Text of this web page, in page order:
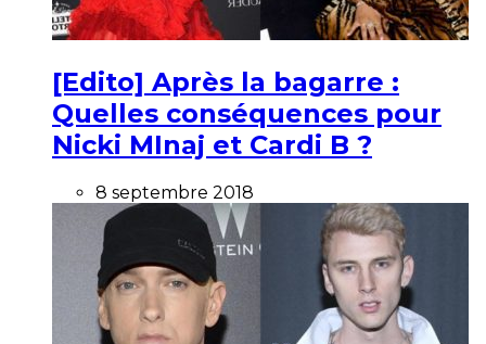
[Edito] Après la bagarre :
Quelles conséquences pour
Nicki MInaj et Cardi B ?
8 septembre 2018